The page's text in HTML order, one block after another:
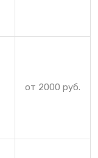
от 2000 руб.